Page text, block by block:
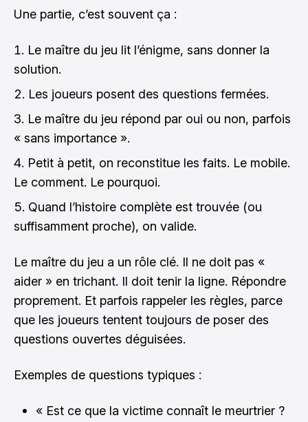
Une partie, c’est souvent ça :
Le maître du jeu lit l’énigme, sans donner la
solution.
Les joueurs posent des questions fermées.
Le maître du jeu répond par oui ou non, parfois
« sans importance ».
Petit à petit, on reconstitue les faits. Le mobile.
Le comment. Le pourquoi.
Quand l’histoire complète est trouvée (ou
suffisamment proche), on valide.
Le maître du jeu a un rôle clé. Il ne doit pas «
aider » en trichant. Il doit tenir la ligne. Répondre
proprement. Et parfois rappeler les règles, parce
que les joueurs tentent toujours de poser des
questions ouvertes déguisées.
Exemples de questions typiques :
« Est ce que la victime connaît le meurtrier ?